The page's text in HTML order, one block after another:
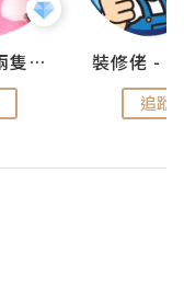
儍媽媽與兩隻小魔怪之家
追蹤